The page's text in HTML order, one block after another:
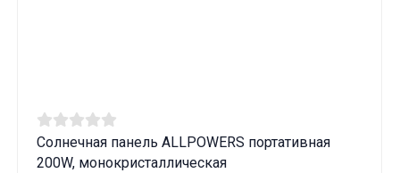
Солнечная панель ALLPOWERS портативная
200W, монокристаллическая